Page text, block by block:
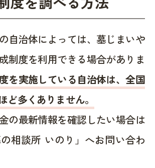
自治体によっては、墓じまいや
制度を利用できる場合がありま
を実施している自治体は、全国
ど多くありません。
の最新情報を確認したい場合は
の相談所 いのり」へお問い合わ